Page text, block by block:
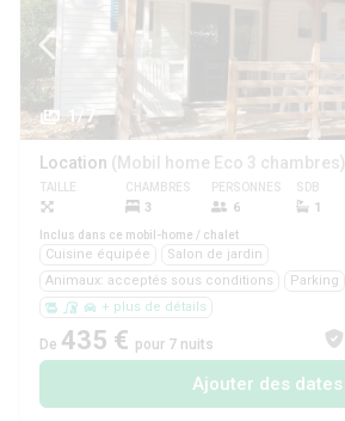
1/7
Location (Mobil home Eco 3 chambres)
TAILLE CHAMBRES
3
PERSONNES
6
SDB
1
Inclus dans ce mobil-home / chalet
Cuisine équipée
Salon de jardin
Animaux: acceptés sous conditions
Parking
+ plus de détails
De 435 € pour 7 nuits
Ajouter des dates